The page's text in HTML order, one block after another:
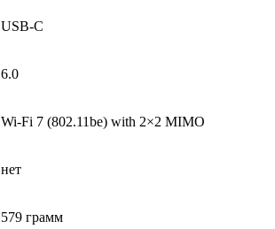
USB-C
6.0
Wi-Fi 7 (802.11be) with 2×2 MIMO
нет
579 грамм